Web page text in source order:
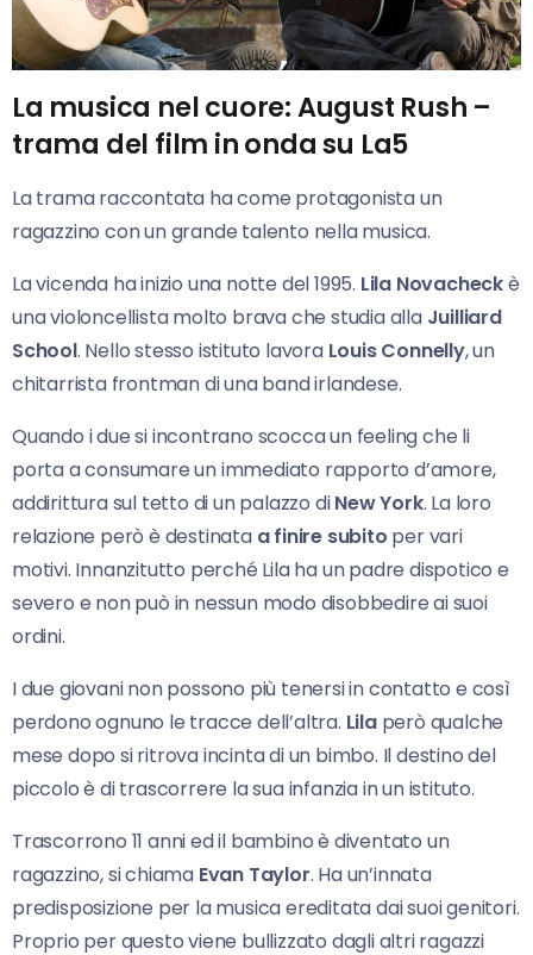
La musica nel cuore: August Rush –
trama del film in onda su La5
La trama raccontata ha come protagonista un
ragazzino con un grande talento nella musica.
La vicenda ha inizio una notte del 1995. Lila Novacheckè
una violoncellista molto brava che studia alla Juilliard
School. Nello stesso istituto lavora Louis Connelly, un
chitarrista frontman di una band irlandese.
Quando i due si incontrano scocca un feeling che li
porta a consumare un immediato rapporto d’amore,
addirittura sul tetto di un palazzo diNew York. La loro
relazione però è destinataa finire subito per vari
motivi. Innanzitutto perché Lila ha un padre dispotico e
severo e non può in nessun modo disobbedire ai suoi
ordini.
I due giovani non possono più tenersi in contatto e così
perdono ognuno le tracce dell’altra. Lilaperò qualche
mese dopo si ritrova incinta di un bimbo. Il destino del
piccolo è di trascorrere la sua infanzia in un istituto.
Trascorrono 11 anni ed il bambino è diventato un
ragazzino, si chiama Evan Taylor. Ha un’innata
predisposizione per la musica ereditata dai suoi genitori.
Proprio per questo viene bullizzato dagli altri ragazzi